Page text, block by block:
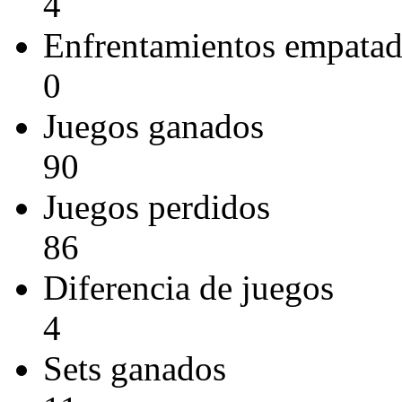
Enfrentamientos
0
Juegos ganados
90
Juegos perdidos
86
Diferencia de juegos
4
Sets ganados